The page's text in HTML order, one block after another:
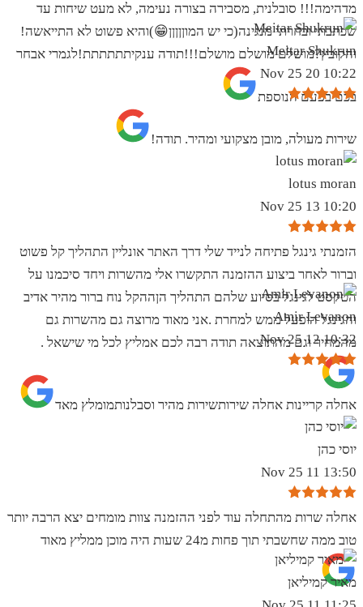
מדהימה!!! סובלנית, מסבירה בצורה נעימה, לא מעט שיחות עד
שכתבתי ובחרתי מנגינה(כי יש המוןןןןן😁)והיא פשוט לא התייאשה!
והקובץ?מושלם מושלם מושלם!!!תודה ענקיתתתתתת!לגמרי אבחר
בכם בפעם הנוספת
Meitar Shukrun
10:22 20 Nov 25
שירות מעולה, מובן מצקועי ומהיר. תודה!
lotus moran
10:20 13 Nov 25
הזמנתי גינגל פתיחה לנייד שלי דרך האתר אונליין התהליך קל פשוט
וברור לאחר ביצוע ההזמנה התקשרו אלי מהשרות ויחד סיכמנו על
הטקסט לגינגל בסיוע שלהם התהליך הןההקל נוח ברור מהיר אדיב
והגינגל הופעל ממש למחרת .אני מאוד מרוצה גם מהשרות גם
מהמחיר וגם מהתוצאה תודה רבה לכם אמליץ לכל מי שישאל .
Amir Levanon
10:32 12 Nov 25
אחלה קריינות אחלה שירותשירות מהיר וסבלנותמומלץ מאד
יוסי כהן
13:50 11 Nov 25
אחלה שרות מהתחלה עוד לפני ההזמנה צוות מומחים יצא הרבה יותר
טוב ממה שחשבתי תוך פחות מ24 שעות היה מוכן ממליץ מאוד
מאיר קמיליאן